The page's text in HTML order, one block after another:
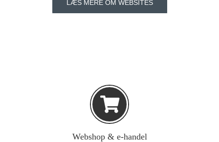
LÆS MERE OM WEBSITES
Webshop & e-handel